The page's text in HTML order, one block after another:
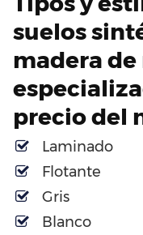
suelos
madera
precio del
Laminado
Flotante
Gris
Blanco